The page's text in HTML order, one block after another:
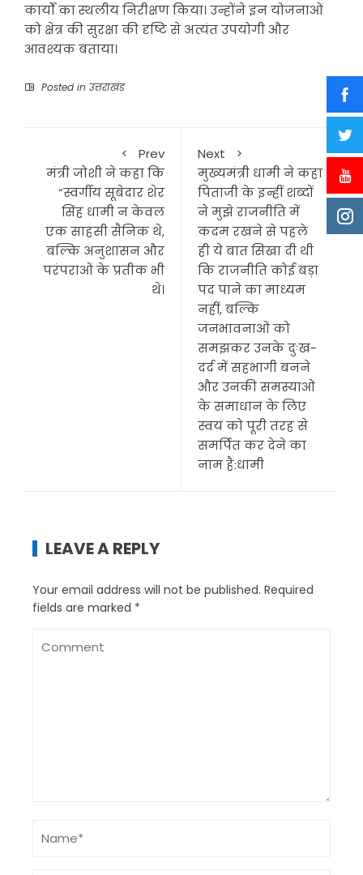
कार्यों का स्थलीय निरीक्षण किया। उन्होंने इन योजनाओं
को क्षेत्र की सुरक्षा की दृष्टि से अत्यंत उपयोगी और
आवश्यक बताया।
Posted in उत्तराखंड
Prev
मंत्री जोशी ने कहा कि
“स्वर्गीय सूबेदार शेर
सिंह धामी न केवल
एक साहसी सैनिक थे,
बल्कि अनुशासन और
परंपराओं के प्रतीक भी
थे।
Next
मुख्यमंत्री धामी ने कहा
पिताजी के इन्हीं शब्दों
ने मुझे राजनीति में
कदम रखने से पहले
ही ये बात सिखा दी थी
कि राजनीति कोई बड़ा
पद पाने का माध्यम
नहीं, बल्कि
जनभावनाओं को
समझकर उनके दुःख-
दर्द में सहभागी बनने
और उनकी समस्याओं
के समाधान के लिए
स्वयं को पूरी तरह से
समर्पित कर देने का
नाम है:धामी
LEAVE A REPLY
Your email address will not be published. Required
fields are marked *